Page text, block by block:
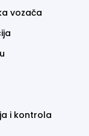
o
kamere i
vozača
i kontrola